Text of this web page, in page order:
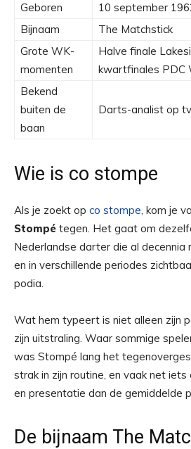
Geboren
10 september
Bijnaam
The Matchstick
Grote WK-
momenten
Halve finale
kwartfinales PDC
Bekend
buiten de
baan
Darts-analist op
Wie is co stompe
Als je zoekt op co stompe, kom je
Stompé tegen. Het gaat om
Nederlandse darter die al decennia
en in verschillende periodes
podia.
Wat hem typeert is niet alleen zijn
zijn uitstraling. Waar sommige
was Stompé lang het
strak in zijn routine, en vaak net iets
en presentatie dan de gemiddelde
De bijnaam The